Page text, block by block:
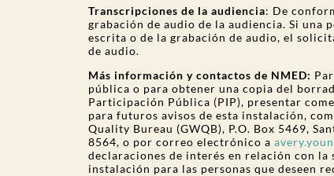
Transcripciones de la audiencia: De
grabación de audio de la audiencia. Si
escrita o de la grabación de audio, el
de audio.
Más información y contactos de NMED:
pública o para obtener una copia del
Participación Pública (PIP), presentar
para futuros avisos de esta instalación,
Quality Bureau (GWQB), P.O. Box 5469,
8564, o por correo electrónico a
declaraciones de interés en relación con
instalación para las personas que deseen